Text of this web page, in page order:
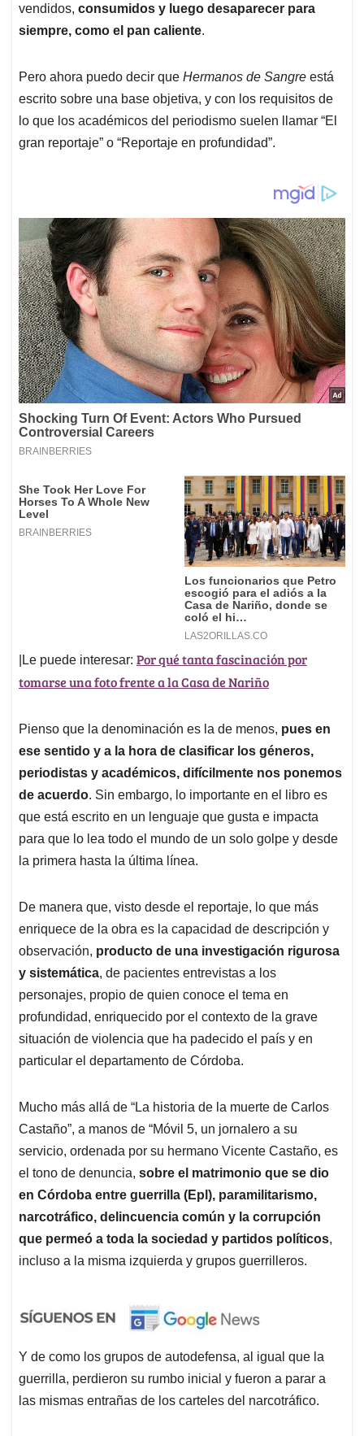
vendidos, consumidos y luego desaparecer para
siempre, como el pan caliente.
Pero ahora puedo decir que Hermanos de Sangre está
escrito sobre una base objetiva, y con los requisitos de
lo que los académicos del periodismo suelen llamar “El
gran reportaje” o “Reportaje en profundidad”.
|Le puede interesar: Por qué tanta fascinación por
tomarse una foto frente a la Casa de Nariño
Pienso que la denominación es la de menos, pues en
ese sentido y a la hora de clasificar los géneros,
periodistas y académicos, difícilmente nos ponemos
de acuerdo. Sin embargo, lo importante en el libro es
que está escrito en un lenguaje que gusta e impacta
para que lo lea todo el mundo de un solo golpe y desde
la primera hasta la última línea.
De manera que, visto desde el reportaje, lo que más
enriquece de la obra es la capacidad de descripción y
observación, producto de una investigación rigurosa
y sistemática, de pacientes entrevistas a los
personajes, propio de quien conoce el tema en
profundidad, enriquecido por el contexto de la grave
situación de violencia que ha padecido el país y en
particular el departamento de Córdoba.
Mucho más allá de “La historia de la muerte de Carlos
Castaño”, a manos de “Móvil 5, un jornalero a su
servicio, ordenada por su hermano Vicente Castaño, es
el tono de denuncia, sobre el matrimonio que se dio
en Córdoba entre guerrilla (Epl), paramilitarismo,
narcotráfico, delincuencia común y la corrupción
que permeó a toda la sociedad y partidos políticos,
incluso a la misma izquierda y grupos guerrilleros.
Y de como los grupos de autodefensa, al igual que la
guerrilla, perdieron su rumbo inicial y fueron a parar a
las mismas entrañas de los carteles del narcotráfico.